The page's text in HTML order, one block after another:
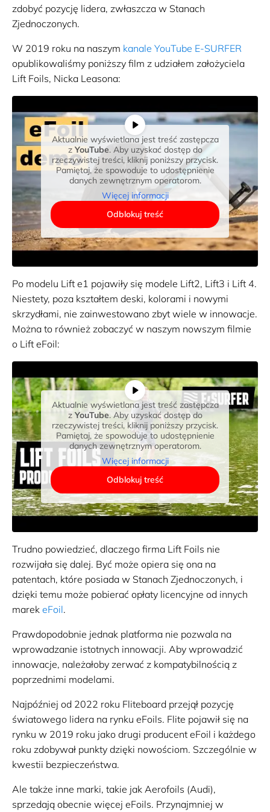
zdobyć pozycję lidera, zwłaszcza w Stanach
Zjednoczonych.
W 2019 roku na naszym kanale YouTube E-SURFER
opublikowaliśmy poniższy film z udziałem założyciela
Lift Foils, Nicka Leasona:
Aktualnie wyświetlana jest treść zastępcza
z YouTube. Aby uzyskać dostęp do
rzeczywistej treści, kliknij poniższy przycisk.
Pamiętaj, że spowoduje to udostępnienie
danych zewnętrznym operatorom.
Więcej informacji
Odblokuj treść
Po modelu Lift e1 pojawiły się modele Lift2, Lift3 i Lift 4.
Niestety, poza kształtem deski, kolorami i nowymi
skrzydłami, nie zainwestowano zbyt wiele w innowacje.
Można to również zobaczyć w naszym nowszym filmie
o Lift eFoil:
Aktualnie wyświetlana jest treść zastępcza
z YouTube. Aby uzyskać dostęp do
rzeczywistej treści, kliknij poniższy przycisk.
Pamiętaj, że spowoduje to udostępnienie
danych zewnętrznym operatorom.
Więcej informacji
Odblokuj treść
Trudno powiedzieć, dlaczego firma Lift Foils nie
rozwijała się dalej. Być może opiera się ona na
patentach, które posiada w Stanach Zjednoczonych, i
dzięki temu może pobierać opłaty licencyjne od innych
marek eFoil.
Prawdopodobnie jednak platforma nie pozwala na
wprowadzanie istotnych innowacji. Aby wprowadzić
innowacje, należałoby zerwać z kompatybilnością z
poprzednimi modelami.
Najpóźniej od 2022 roku Fliteboard przejął pozycję
światowego lidera na rynku eFoils. Flite pojawił się na
rynku w 2019 roku jako drugi producent eFoil i każdego
roku zdobywał punkty dzięki nowościom. Szczególnie w
kwestii bezpieczeństwa.
Ale także inne marki, takie jak Aerofoils (Audi),
sprzedają obecnie więcej eFoils. Przynajmniej w